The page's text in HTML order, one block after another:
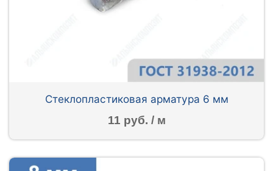
Стеклопластиковая арматура 6 мм
11 руб. / м